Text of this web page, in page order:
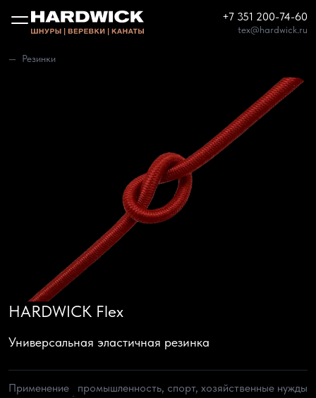
+7 351 200-74-60
tex@hardwick.ru
Резинки
HARDWICK Flex
Универсальная эластичная резинка
Применение
промышленность, спорт, хозяйственные нужды